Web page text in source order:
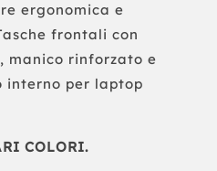
ergonomica e
frontali con
manico rinforzato e
interno per laptop
COLORI.